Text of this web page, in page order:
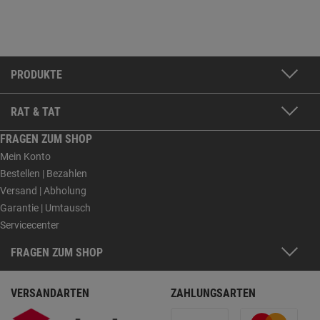
PRODUKTE
RAT & TAT
FRAGEN ZUM SHOP
Mein Konto
Bestellen | Bezahlen
Versand | Abholung
Garantie | Umtausch
Servicecenter
FRAGEN ZUM SHOP
VERSANDARTEN ZAHLUNGSARTEN